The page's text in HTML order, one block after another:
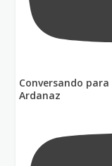
Conversando
Ardanaz